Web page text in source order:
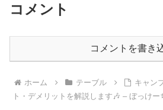
コメント
コメントを書き
ホーム テーブル
キャン
ト・デメリットを解説します🎶 – ぼっけー